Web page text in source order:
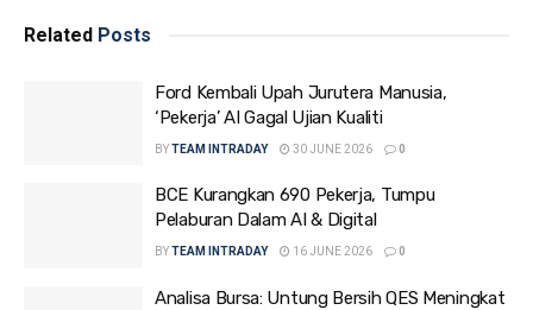
Related Posts
Ford Kembali Upah Jurutera Manusia,
‘Pekerja’ AI Gagal Ujian Kualiti
BYTEAM INTRADAY 30 JUNE 2026 0
BCE Kurangkan 690 Pekerja, Tumpu
Pelaburan Dalam AI & Digital
BYTEAM INTRADAY 16 JUNE 2026 0
Analisa Bursa: Untung Bersih QES Meningkat